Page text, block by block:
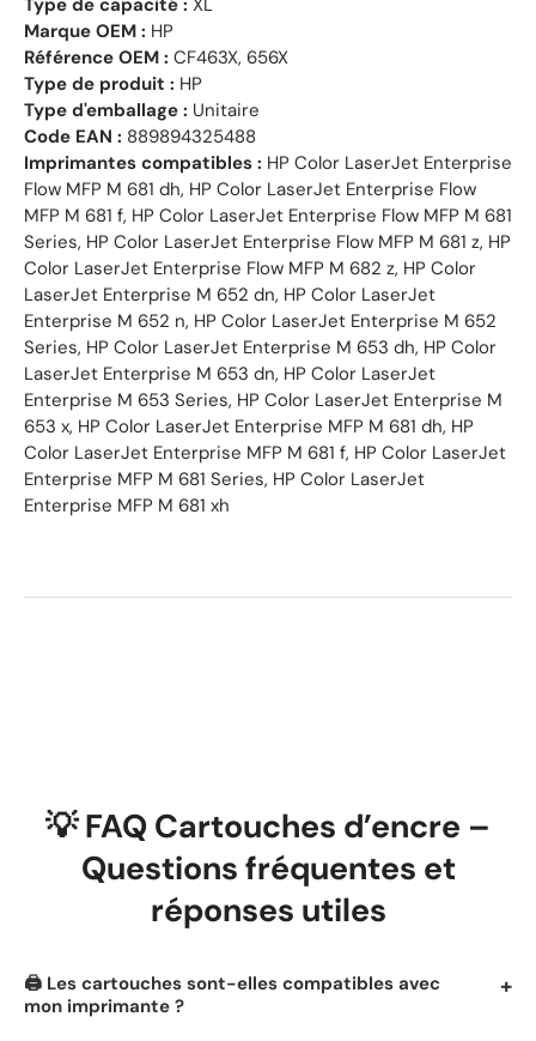
Marque OEM : HP
Référence OEM : CF463X, 656X
Type de produit : HP
Type d'emballage : Unitaire
Code EAN : 889894325488
Imprimantes compatibles : HP Color LaserJet Enterprise
Flow MFP M 681 dh, HP Color LaserJet Enterprise Flow
MFP M 681 f, HP Color LaserJet Enterprise Flow MFP M 681
Series, HP Color LaserJet Enterprise Flow MFP M 681 z, HP
Color LaserJet Enterprise Flow MFP M 682 z, HP Color
LaserJet Enterprise M 652 dn, HP Color LaserJet
Enterprise M 652 n, HP Color LaserJet Enterprise M 652
Series, HP Color LaserJet Enterprise M 653 dh, HP Color
LaserJet Enterprise M 653 dn, HP Color LaserJet
Enterprise M 653 Series, HP Color LaserJet Enterprise M
653 x, HP Color LaserJet Enterprise MFP M 681 dh, HP
Color LaserJet Enterprise MFP M 681 f, HP Color LaserJet
Enterprise MFP M 681 Series, HP Color LaserJet
Enterprise MFP M 681 xh
💡 FAQ Cartouches d’encre –
Questions fréquentes et
réponses utiles
🖨️ Les cartouches sont-elles compatibles avec
mon imprimante ?